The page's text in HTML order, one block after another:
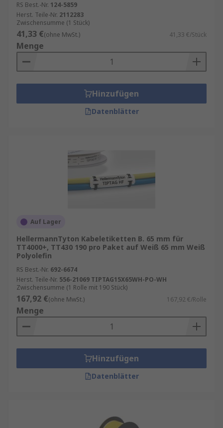
RS Best.-Nr. 124-5859
Herst. Teile-Nr. 2112283
Zwischensumme (1 Stück)
41,33 €(ohne MwSt.) 41,33 €/Stück
Menge
Hinzufügen
Datenblätter
Auf Lager
HellermannTyton Kabeletiketten B. 65 mm für
TT4000+, TT430 190 pro Paket auf Weiß 65 mm Weiß
Polyolefin
RS Best.-Nr. 692-6674
Herst. Teile-Nr. 556-21069 TIPTAG15X65WH-PO-WH
Zwischensumme (1 Rolle mit 190 Stück)
167,92 €(ohne MwSt.) 167,92 €/Rolle
Menge
Hinzufügen
Datenblätter